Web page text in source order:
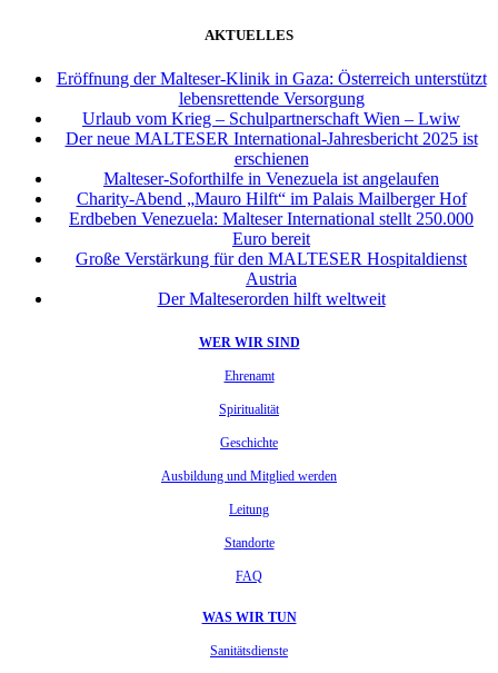
AKTUELLES
Eröffnung der Malteser-Klinik in Gaza: Österreich unterstützt
lebensrettende Versorgung
Urlaub vom Krieg – Schulpartnerschaft Wien – Lwiw
Der neue MALTESER International-Jahresbericht 2025 ist
erschienen
Malteser-Soforthilfe in Venezuela ist angelaufen
Charity-Abend „Mauro Hilft“ im Palais Mailberger Hof
Erdbeben Venezuela: Malteser International stellt 250.000
Euro bereit
Große Verstärkung für den MALTESER Hospitaldienst
Austria
Der Malteserorden hilft weltweit
WER WIR SIND
Ehrenamt
Spiritualität
Geschichte
Ausbildung und Mitglied werden
Leitung
Standorte
FAQ
WAS WIR TUN
Sanitätsdienste